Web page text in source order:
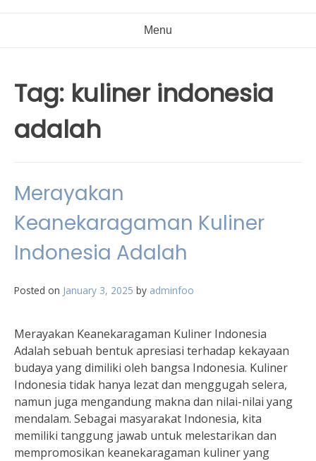
Menu
Tag: kuliner indonesia
adalah
Merayakan
Keanekaragaman Kuliner
Indonesia Adalah
Posted on January 3, 2025 by adminfoo
Merayakan Keanekaragaman Kuliner Indonesia
Adalah sebuah bentuk apresiasi terhadap kekayaan
budaya yang dimiliki oleh bangsa Indonesia. Kuliner
Indonesia tidak hanya lezat dan menggugah selera,
namun juga mengandung makna dan nilai-nilai yang
mendalam. Sebagai masyarakat Indonesia, kita
memiliki tanggung jawab untuk melestarikan dan
mempromosikan keanekaragaman kuliner yang